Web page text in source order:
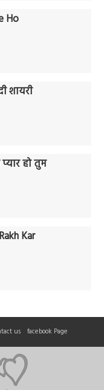
Ho
शायरी
हो तुम
Kar
us facebook Page